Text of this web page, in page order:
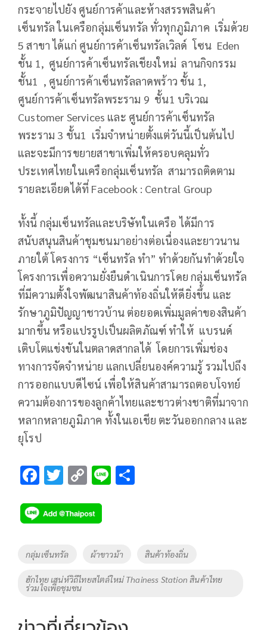
กระจายไปยัง ศูนย์การค้าและห้างสรรพสินค้า
เซ็นทรัล ในเครือกลุ่มเซ็นทรัล ทั่วทุกภูมิภาค เริ่มด้วย
5 สาขา ได้แก่ ศูนย์การค้าเซ็นทรัลเวิลด์ โซน Eden
ชั้น 1, ศูนย์การค้าเซ็นทรัลเชียงใหม่ ลานกิจกรรม
ชั้น1 , ศูนย์การค้าเซ็นทรัลลาดพร้าว ชั้น 1,
ศูนย์การค้าเซ็นทรัลพระราม 9 ชั้น1 บริเวณ
Customer Services และ ศูนย์การค้าเซ็นทรัล
พระราม 3 ชั้น1 เริ่มจำหน่ายตั้งแต่วันนี้เป็นต้นไป
และจะมีการขยายสาขาเพิ่มให้ครอบคลุมทั่ว
ประเทศไทยในเครือกลุ่มเซ็นทรัล สามารถติดตาม
รายละเอียดได้ที่ Facebook : Central Group
ทั้งนี้ กลุ่มเซ็นทรัลและบริษัทในเครือ ได้มีการ
สนับสนุนสินค้าชุมชนมาอย่างต่อเนื่องและยาวนาน
ภายใต้ โครงการ “เซ็นทรัล ทำ” ทำด้วยกันทำด้วยใจ
โครงการเพื่อความยั่งยืนดำเนินการโดย กลุ่มเซ็นทรัล
ที่มีความตั้งใจพัฒนาสินค้าท้องถิ่นให้ดียิ่งขึ้น และ
รักษาภูมิปัญญาชาวบ้าน ต่อยอดเพิ่มมูลค่าของสินค้า
มากขึ้น หรือแปรรูปเป็นผลิตภัณฑ์ ทำให้ แบรนด์
เติบโตแข่งขันในตลาดสากลได้ โดยการเพิ่มช่อง
ทางการจัดจำหน่าย แลกเปลี่ยนองค์ความรู้ รวมไปถึง
การออกแบบดีไซน์ เพื่อให้สินค้าสามารถตอบโจทย์
ความต้องการของลูกค้าไทยและชาวต่างชาติที่มาจาก
หลากหลายภูมิภาค ทั้งในเอเชีย ตะวันออกกลาง และ
ยุโรป
F
e
b
o
k
T
tt
er
C
p
y
Li
n
k
Li
Tags
กลุ่มเซ็นทรัล ผ้าขาวม้า สินค้าท้องถิ่น
ฮักไทย เสน่ห์วิถีไทยสไตล์ใหม่ Thainess Station สินค้าไทย
ร่วมใจเพื่อชุมชน